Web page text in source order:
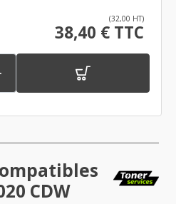
(32,00 HT)
38,40 € TTC
CDW